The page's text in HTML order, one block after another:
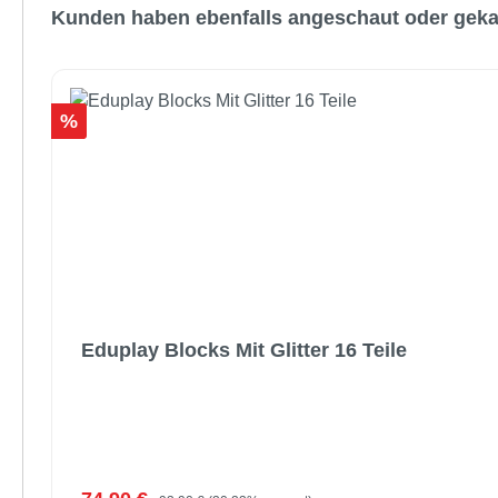
Kunden haben ebenfalls angeschaut oder
Rabatt
%
Eduplay Blocks Mit Glitter 16 Teile
Regulärer Preis: